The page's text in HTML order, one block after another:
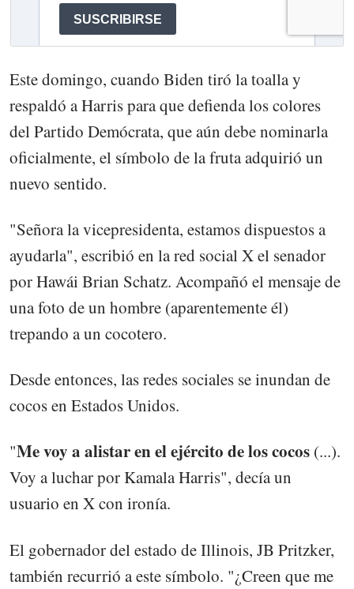
Este domingo, cuando Biden tiró la toalla y
respaldó a Harris para que defienda los colores
del Partido Demócrata, que aún debe nominarla
oficialmente, el símbolo de la fruta adquirió un
nuevo sentido.
"Señora la vicepresidenta, estamos dispuestos a
ayudarla", escribió en la red social X el senador
por Hawái Brian Schatz. Acompañó el mensaje de
una foto de un hombre (aparentemente él)
trepando a un cocotero.
Desde entonces, las redes sociales se inundan de
cocos en Estados Unidos.
"Me voy a alistar en el ejército de los cocos (...).
Voy a luchar por Kamala Harris", decía un
usuario en X con ironía.
El gobernador del estado de Illinois, JB Pritzker,
también recurrió a este símbolo. "¿Creen que me